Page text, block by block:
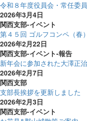
令和８年度役員会・常任委
2026年3月4日
関西支部-イベント
第４５回 ゴルフコンペ（春
2026年2月22日
関西支部-イベント-報告
新年会に参加された大澤正
2026年2月7日
関西支部
支部長挨拶を更新しました
2026年2月3日
関西支部-イベント